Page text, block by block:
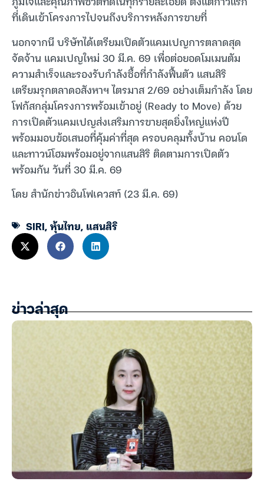
ที่เดินเข้าโครงการไปจนถึงบริการหลังการขายที่
นอกจากนี บริษัทได้เตรียมเปิดตัวแคมเปญการตลาดสุด
จัดจ้าน แคมเปญใหม่ 30 มี.ค. 69 เพื่อต่อยอดโมเมนตัม
ความสำเร็จและรองรับกำลังซื้อที่กำลังฟื้นตัว แสนสิริ
เตรียมรุกตลาดอสังหาฯ ไตรมาส 2/69 อย่างเต็มกำลัง โดย
โฟกัสกลุ่มโครงการพร้อมเข้าอยู่ (Ready to Move) ด้วย
การเปิดตัวแคมเปญส่งเสริมการขายสุดยิ่งใหญ่แห่งปี
พร้อมมอบข้อเสนอที่คุ้มค่าที่สุด ครอบคลุมทั้งบ้าน คอนโด
และทาวน์โฮมพร้อมอยู่จากแสนสิริ ติดตามการเปิดตัว
พร้อมกัน วันที่ 30 มี.ค. 69
โดย สำนักข่าวอินโฟเควสท์ (23 มี.ค. 69)
SIRI,หุ้นไทย, แสนสิริ
ข่าวล่าสุด